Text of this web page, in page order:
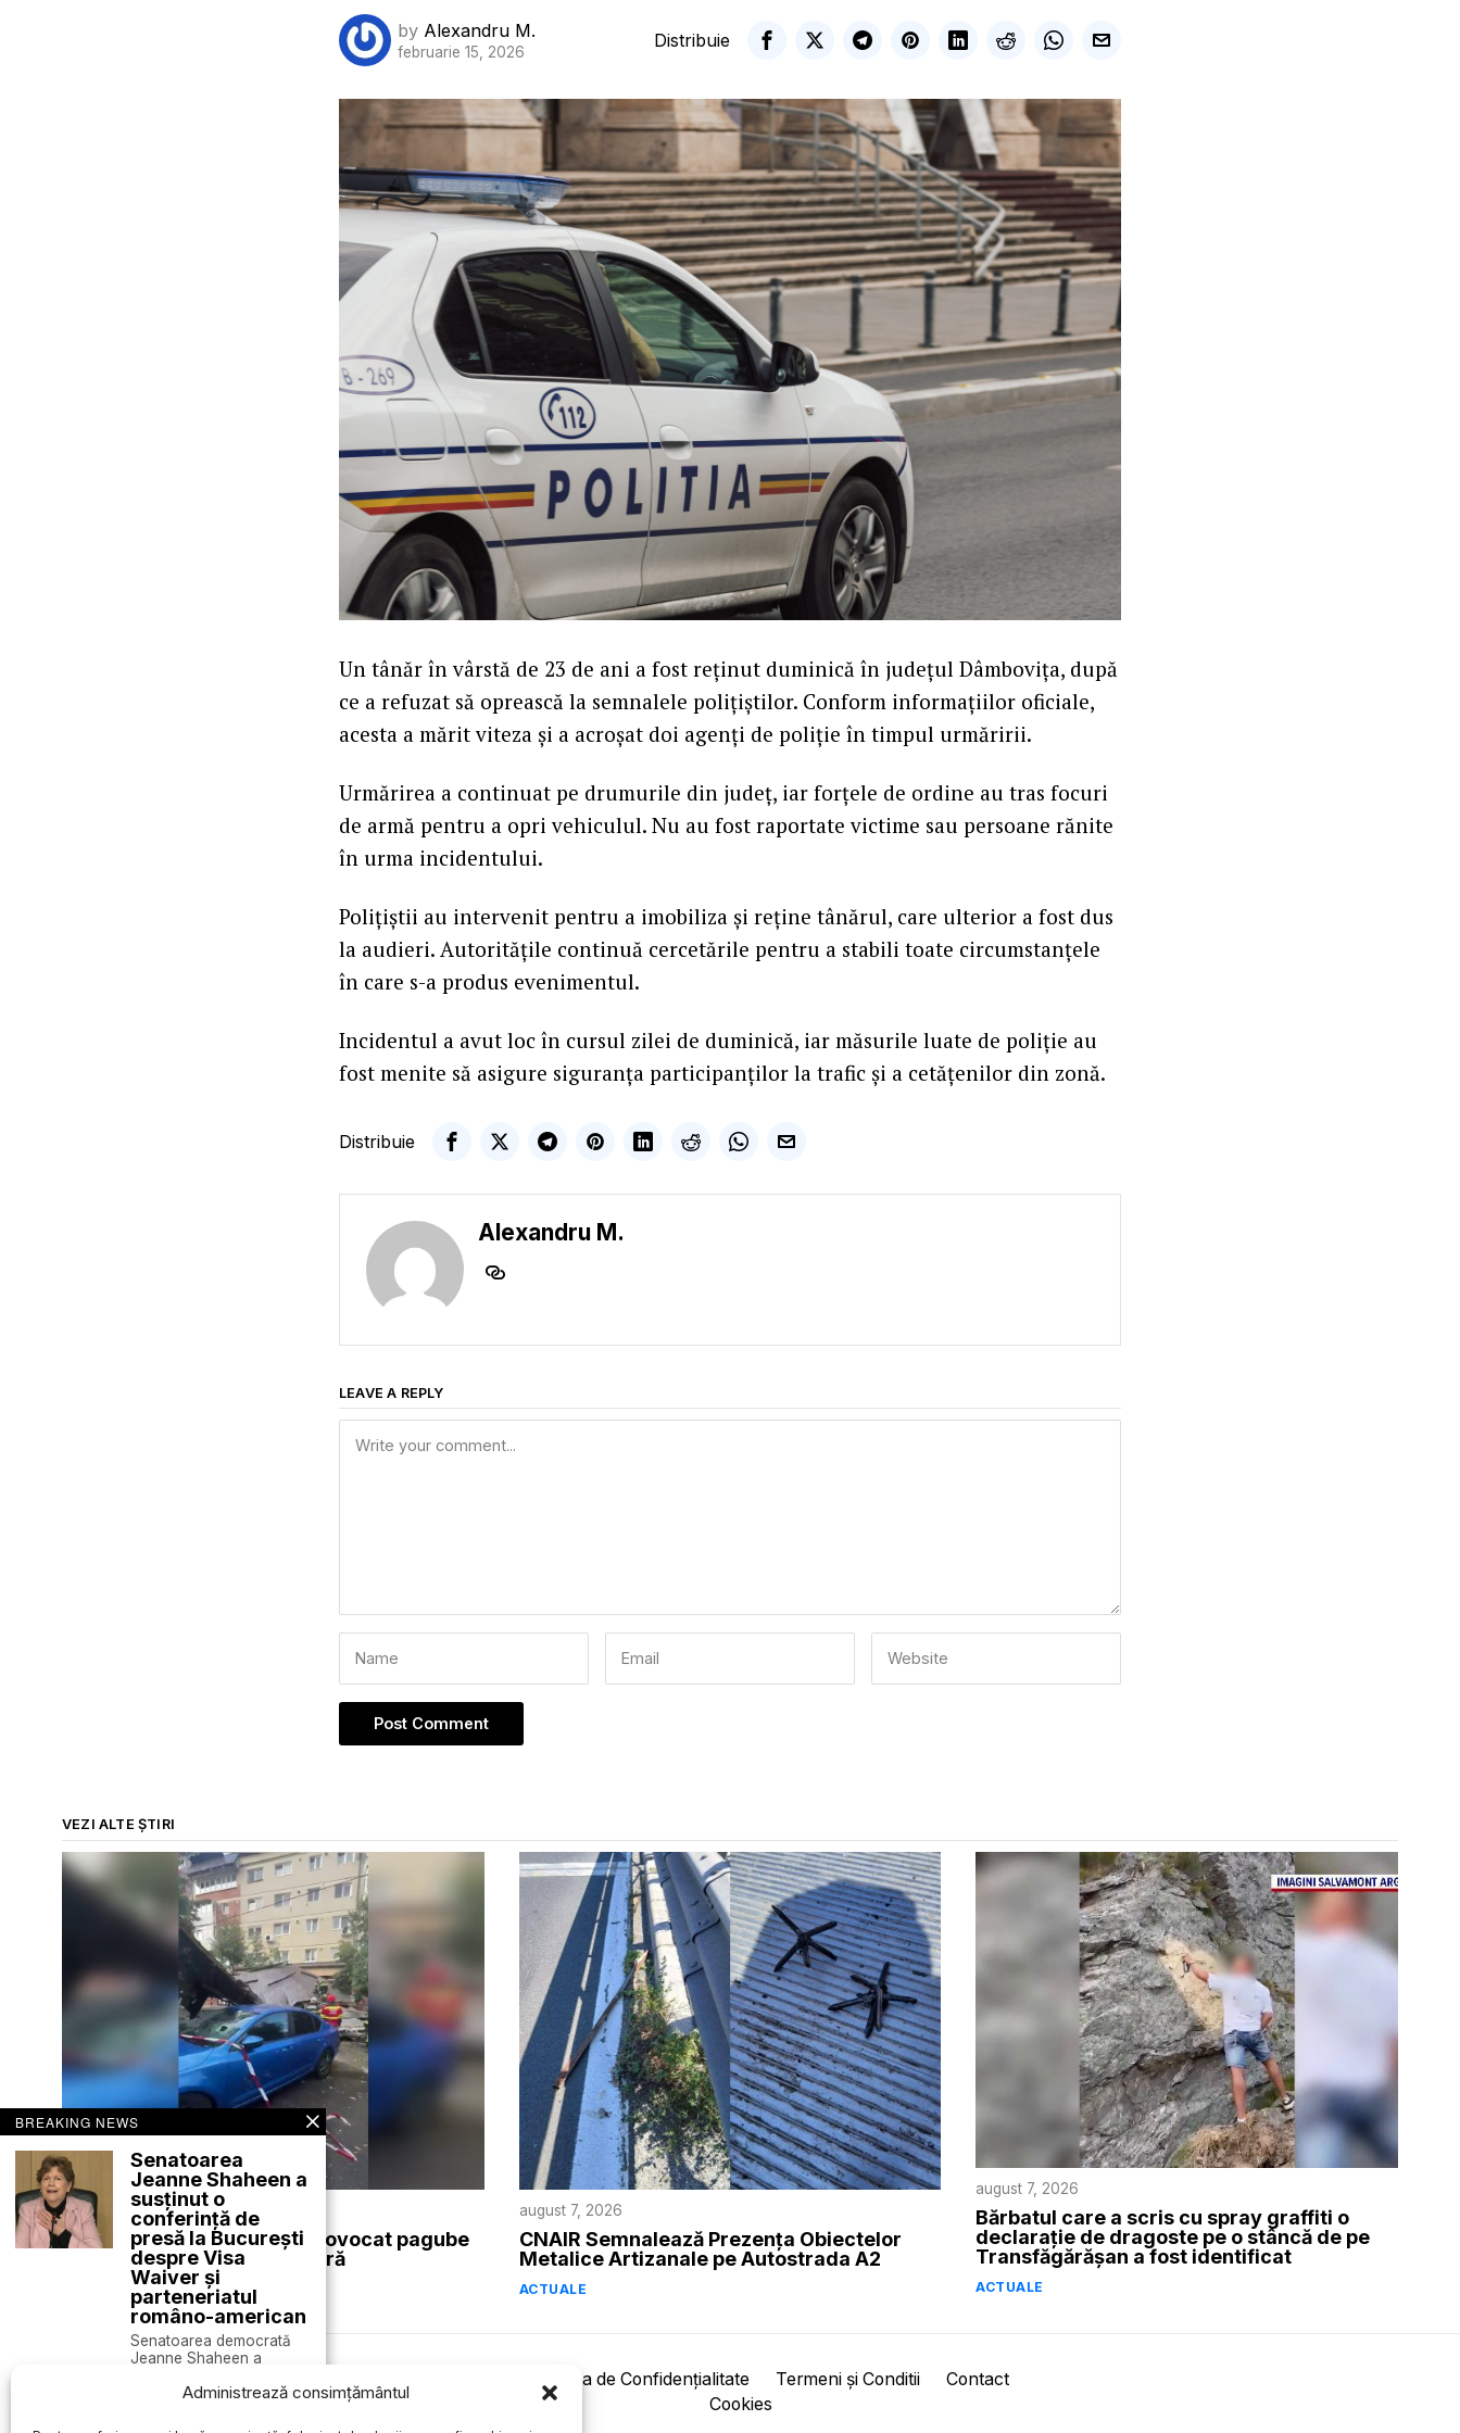
Administrează consimțământul
by Alexandru M.
februarie 15, 2026
Distribuie
Un tânăr în vârstă de 23 de ani a fost reținut duminică în județul Dâmbovița, după
ce a refuzat să oprească la semnalele polițiștilor. Conform informațiilor oficiale,
acesta a mărit viteza și a acroșat doi agenți de poliție în timpul urmăririi.
Urmărirea a continuat pe drumurile din județ, iar forțele de ordine au tras focuri
de armă pentru a opri vehiculul. Nu au fost raportate victime sau persoane rănite
în urma incidentului.
Polițiștii au intervenit pentru a imobiliza și reține tânărul, care ulterior a fost dus
la audieri. Autoritățile continuă cercetările pentru a stabili toate circumstanțele
în care s-a produs evenimentul.
Incidentul a avut loc în cursul zilei de duminică, iar măsurile luate de poliție au
fost menite să asigure siguranța participanților la trafic și a cetățenilor din zonă.
Distribuie
Alexandru M.
LEAVE A REPLY
VEZI ALTE ȘTIRI
august 8, 2026
Furtuna de vineri seară a provocat pagube
în mai multe localități din țară
august 7, 2026
CNAIR Semnalează Prezența Obiectelor
Metalice Artizanale pe Autostrada A2
ACTUALE
august 7, 2026
Bărbatul care a scris cu spray graffiti o
declarație de dragoste pe o stâncă de pe
Transfăgărășan a fost identificat
ACTUALE
Politica de Confidențialitate Termeni și Conditii
Contact
Cookies
BREAKING NEWS
Senatoarea
Jeanne Shaheen a
susținut o
conferință de
presă la București
despre Visa
Waiver și
parteneriatul
româno-american
Senatoarea democrată
Jeanne Shaheen a
Armata americană